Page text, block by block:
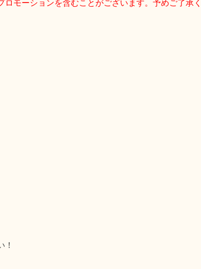
モーションを含むことがございます。予めご了承く
！